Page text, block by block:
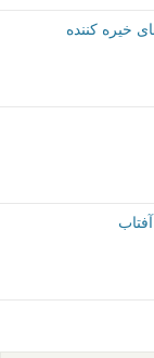
خیره کننده